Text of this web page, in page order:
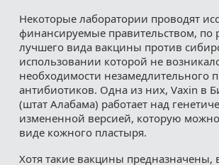
Некоторые лаборатории проводят
финансируемые правительством, по
лучшего вида вакцины против
использовании которой не
необходимости незамедлительного
антибиотиков. Одна из них, Vaxin в
(штат Алабама) работает над
измененной версией, которую
виде кожного пластыря.
Хотя такие вакцины предназначены,